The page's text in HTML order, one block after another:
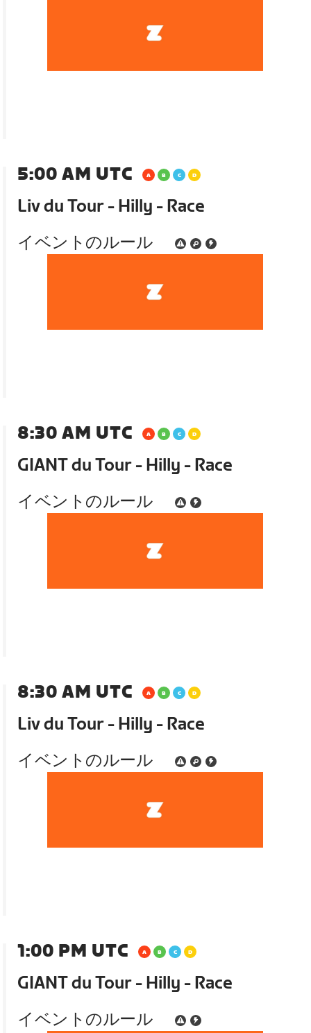
5:00 AM UTC
Liv du Tour - Hilly - Race
イベントのルール
8:30 AM UTC
GIANT du Tour - Hilly - Race
イベントのルール
8:30 AM UTC
Liv du Tour - Hilly - Race
イベントのルール
1:00 PM UTC
GIANT du Tour - Hilly - Race
イベントのルール